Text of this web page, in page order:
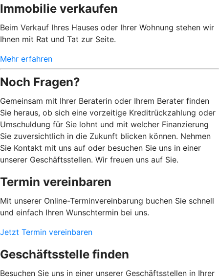
Immobilie verkaufen
Beim Verkauf Ihres Hauses oder Ihrer Wohnung stehen wir
Ihnen mit Rat und Tat zur Seite.
Mehr erfahren
Noch Fragen?
Gemeinsam mit Ihrer Beraterin oder Ihrem Berater finden
Sie heraus, ob sich eine vorzeitige Kreditrückzahlung oder
Umschuldung für Sie lohnt und mit welcher Finanzierung
Sie zuversichtlich in die Zukunft blicken können. Nehmen
Sie Kontakt mit uns auf oder besuchen Sie uns in einer
unserer Geschäftsstellen. Wir freuen uns auf Sie.
Termin vereinbaren
Mit unserer Online-Terminvereinbarung buchen Sie schnell
und einfach Ihren Wunschtermin bei uns.
Jetzt Termin vereinbaren
Geschäftsstelle finden
Besuchen Sie uns in einer unserer Geschäftsstellen in Ihrer